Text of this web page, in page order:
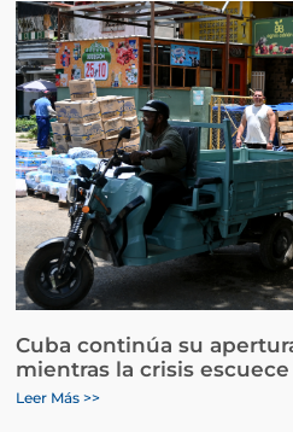
Cuba continúa su
mientras la crisis
Leer Más >>